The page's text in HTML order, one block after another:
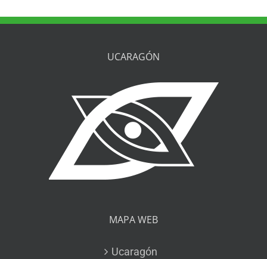
UCARAGÓN
MAPA WEB
Ucaragón